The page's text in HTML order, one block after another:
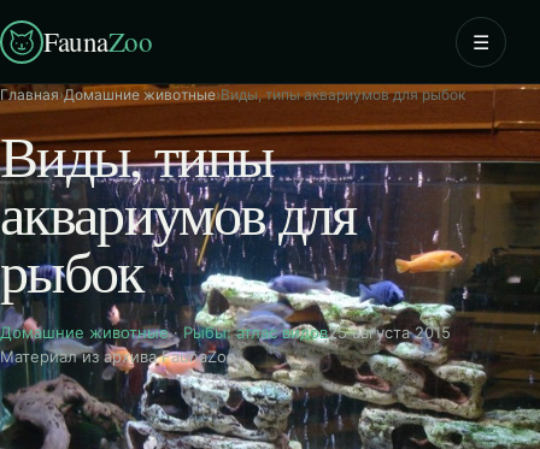
FaunaZoo ☰
Главная›Домашние животные›Виды, типы аквариумов для рыбок
Виды, типы
аквариумов для
рыбок
Домашние животные·Рыбы: атлас видов25 августа 2015
Материал из архива FaunaZoo